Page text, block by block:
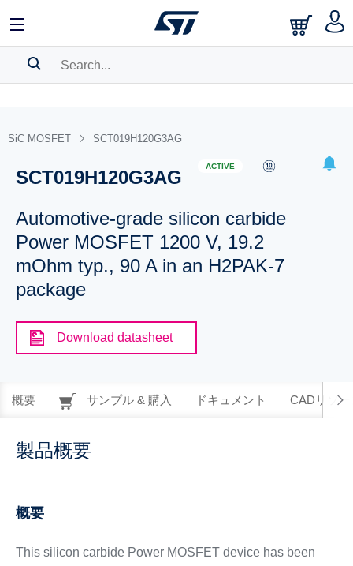
BOOKMARK
to show your saved searches.
SiC MOSFET SCT019H120G3AG
SCT019H120G3AG
ACTIVE
Automotive-grade silicon carbide
Power MOSFET 1200 V, 19.2
mOhm typ., 90 A in an H2PAK-7
package
Download datasheet
概要 サンプル & 購入 ドキュメント CADリソー
製品概要
概要
This silicon carbide Power MOSFET device has been